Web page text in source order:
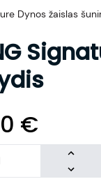
Dynos žaislas
€